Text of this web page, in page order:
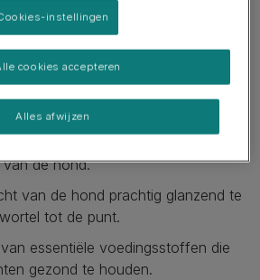
Rijk aan Kip
14kg
de hond.
van de hond prachtig glanzend te
tot de punt.
essentiële voedingsstoffen die
gezond te houden.
instellingen
Alles afwijzen
cookies accepteren